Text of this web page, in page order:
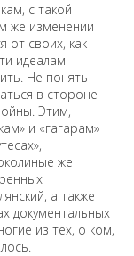
с такой
же изменении
от своих, как
идеалам
Не понять
в стороне
Этим,
и «гагарам»
же
а также
документальных
из тех, о ком,